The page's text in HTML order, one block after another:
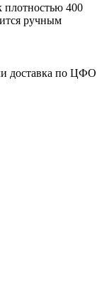
плотностью 400
ручным
доставка по ЦФО